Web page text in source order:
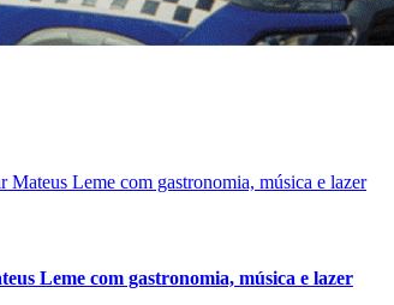
Leme com gastronomia, música e lazer